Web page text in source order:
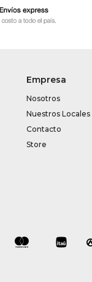
Empresa
Nosotros
Nuestros Locales
Contacto
Store